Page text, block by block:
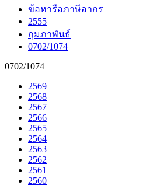
ข้อหารือภาษีอากร
2555
กุมภาพันธ์
0702/1074
0702/1074
2569
2568
2567
2566
2565
2564
2563
2562
2561
2560